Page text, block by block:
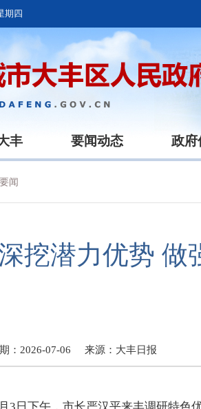
期四
丰 要闻动态 政府
闻
挖潜力优势 做
：2026-07-06 来源： 大丰日报